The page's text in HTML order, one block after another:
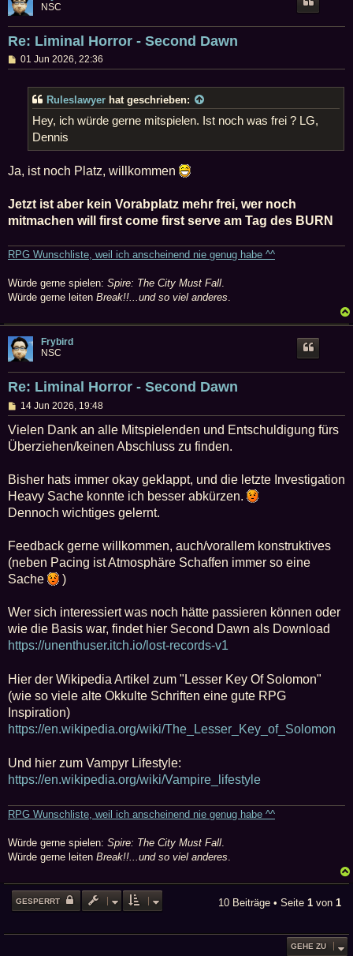
NSC
Re: Liminal Horror - Second Dawn
B
e
01 Jun 2026, 22:36
Ruleslawyer hat geschrieben:
Hey, ich würde gerne mitspielen. Ist noch was frei ? LG,
Dennis
Ja, ist noch Platz, willkommen
Jetzt ist aber kein Vorabplatz mehr frei, wer noch
mitmachen will first come first serve am Tag des BURN
RPG Wunschliste, weil ich anscheinend nie genug habe ^^
Würde gerne spielen: Spire: The City Must Fall.
Würde gerne leiten Break!!...und so viel anderes.
Frybird
NSC
Re: Liminal Horror - Second Dawn
B
e
i
t
r
14 Jun 2026, 19:48
Vielen Dank an alle Mitspielenden und Entschuldigung fürs
Überziehen/keinen Abschluss zu finden.
Bisher hats immer okay geklappt, und die letzte Investigation
Heavy Sache konnte ich besser abkürzen.
Dennoch wichtiges gelernt.
Feedback gerne willkommen, auch/vorallem konstruktives
(neben Pacing ist Atmosphäre Schaffen immer so eine
Sache
)
Wer sich interessiert was noch hätte passieren können oder
wie die Basis war, findet hier Second Dawn als Download
https://unenthuser.itch.io/lost-records-v1
Hier der Wikipedia Artikel zum "Lesser Key Of Solomon"
(wie so viele alte Okkulte Schriften eine gute RPG
Inspiration)
https://en.wikipedia.org/wiki/The_Lesser_Key_of_Solomon
Und hier zum Vampyr Lifestyle:
https://en.wikipedia.org/wiki/Vampire_lifestyle
RPG Wunschliste, weil ich anscheinend nie genug habe ^^
Würde gerne spielen: Spire: The City Must Fall.
Würde gerne leiten Break!!...und so viel anderes.
GESPERRT 10 Beiträge • Seite 1 von 1
GEHE ZU